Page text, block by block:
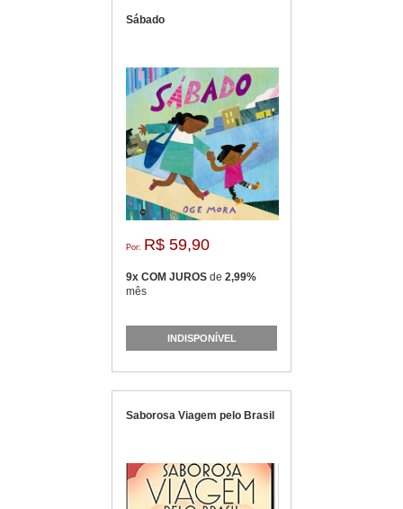
Sábado
Por: R$ 59,90
9x COM JUROS de 2,99%
mês
INDISPONÍVEL
Saborosa Viagem pelo Brasil